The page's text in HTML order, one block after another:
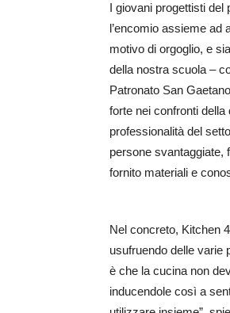
I giovani progettisti
l’encomio assieme ad
motivo di orgoglio, e
della nostra scuola –
Patronato San
forte nei confronti
professionalità del
persone svantaggiate,
fornito materiali e
Nel concreto, Kitchen
usufruendo delle varie
è che la cucina non
inducendole così a